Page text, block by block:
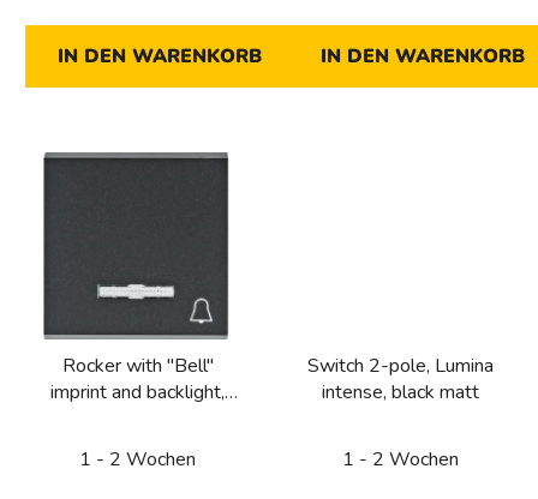
k
e
IN DEN WARENKORB IN DEN WARENKORB
Rocker with "Bell"
imprint and backlight,
1 - 2 Wochen
Switch 2-pole, Lumina
intense, black matt
1 - 2 Wochen